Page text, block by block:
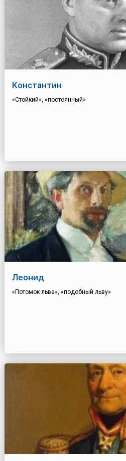
Константин
«Стойкий», «постоянный»
Леонид
«Потомок льва», «подобный льву»